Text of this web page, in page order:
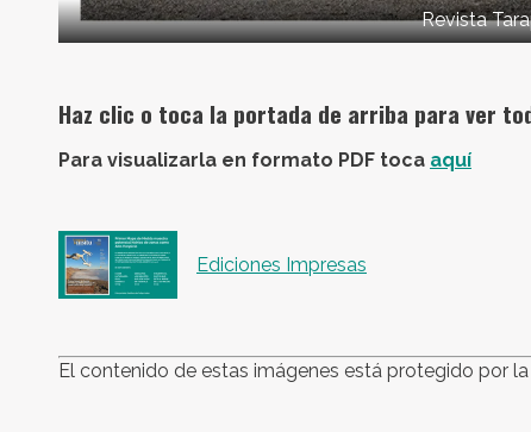
Revista
Haz clic o toca la portada de arriba para ver
Para visualizarla en formato PDF toca aquí
Ediciones Impresas
El contenido de estas imágenes está protegido por